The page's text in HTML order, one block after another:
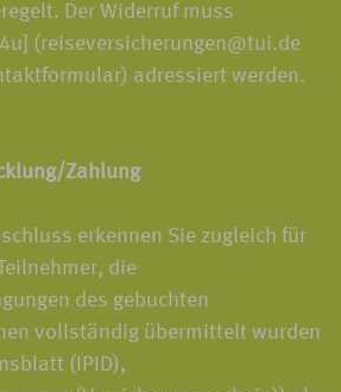
Der Widerruf muss
(reiseversicherungen@tui.de
adressiert werden.
Zahlung
erkennen Sie zugleich für
die
des gebuchten
vollständig übermittelt wurden
(IPID),